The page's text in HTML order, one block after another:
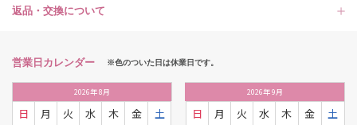
返品・交換について
営業日カレンダー ※色のついた日は休業日です。
2026年8月
日 月 火 水 木 金
土
2026年9月
日 月 火 水 木 金
土